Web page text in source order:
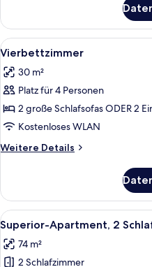
Alle
Fotos
für
Vierbettzimmer
anzeigen
3
Vierbettzimmer
30 m²
Platz für 4 Personen
2 große Schlafsofas ODER 2
Kostenloses WLAN
Weitere Details
Weitere
Alle
Fotos
für
14
Superior-Apartment, 2
74 m²
2 Schlafzimmer